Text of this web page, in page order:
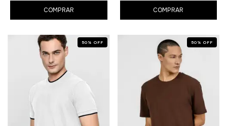
COMPRAR COMPRAR
50 % OFF 50 % OFF